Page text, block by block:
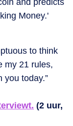
Money.'
to think
my 21 rules,
you today.”
(2 uur,